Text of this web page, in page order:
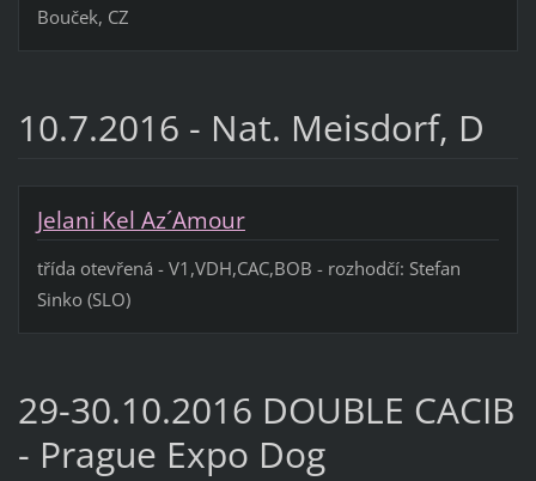
Bouček, CZ
10.7.2016 - Nat. Meisdorf, D
Jelani Kel Az´Amour
třída otevřená - V1,VDH,CAC,BOB - rozhodčí: Stefan
Sinko (SLO)
29-30.10.2016 DOUBLE CACIB
- Prague Expo Dog